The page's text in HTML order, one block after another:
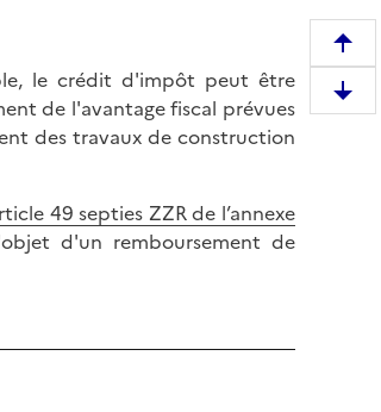
le crédit d'impôt peut être
de l'avantage fiscal prévues
des travaux de construction
49 septies ZZR de l’annexe
d'un remboursement de
e
m
D